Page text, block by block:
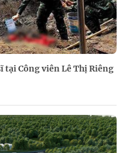
tại Công viên Lê Thị Riêng